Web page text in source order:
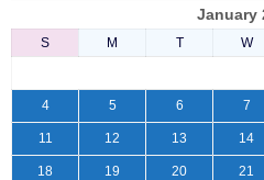
January
S M T W
4 5 6 7
11 12 13 14
18 19 20 21